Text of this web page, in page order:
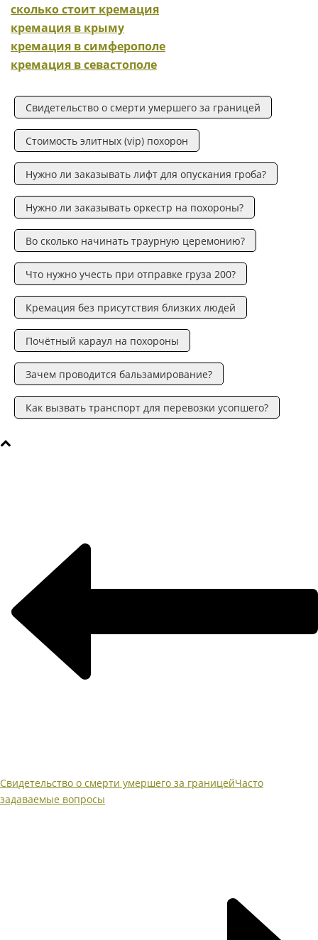
сколько стоит кремация
кремация в крыму
кремация в симферополе
кремация в севастополе
Свидетельство о смерти умершего за границей
Стоимость элитных (vip) похорон
Нужно ли заказывать лифт для опускания гроба?
Нужно ли заказывать оркестр на похороны?
Во сколько начинать траурную церемонию?
Что нужно учесть при отправке груза 200?
Кремация без присутствия близких людей
Почётный караул на похороны
Зачем проводится бальзамирование?
Как вызвать транспорт для перевозки усопшего?
Свидетельство о смерти умершего за границейЧасто
задаваемые вопросы